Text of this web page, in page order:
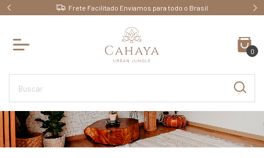
Frete Facilitado Enviamos para todo o Brasil
0